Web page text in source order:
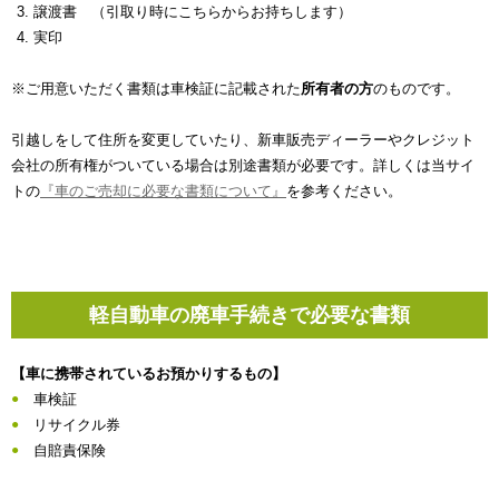
譲渡書 （引取り時にこちらからお持ちします）
実印
※ご用意いただく書類は車検証に記載された所有者の方のものです。
引越しをして住所を変更していたり、新車販売ディーラーやクレジット
会社の所有権がついている場合は別途書類が必要です。詳しくは当サイ
トの 『車のご売却に必要な書類について』 を参考ください。
軽自動車の廃車手続きで必要な書類
【車に携帯されているお預かりするもの】
車検証
リサイクル券
自賠責保険